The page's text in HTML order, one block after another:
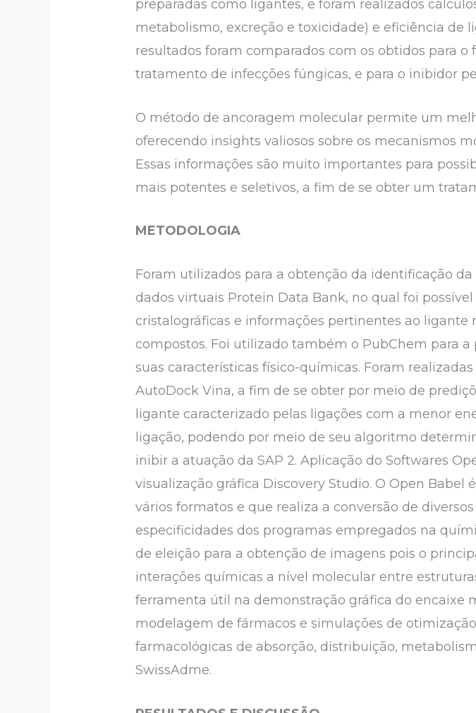
preparadas como ligantes, e foram realizados
metabolismo, excreção e toxicidade) e eficiência de
resultados foram comparados com os obtidos para
tratamento de infecções fúngicas, e para o inibidor
O método de ancoragem molecular permite um
oferecendo insights valiosos sobre os mecanismos
Essas informações são muito importantes para
mais potentes e seletivos, a fim de se obter um
METODOLOGIA
Foram utilizados para a obtenção da identificação
dados virtuais Protein Data Bank, no qual foi
cristalográficas e informações pertinentes ao ligante
compostos. Foi utilizado também o PubChem para
suas características físico-químicas. Foram
AutoDock Vina, a fim de se obter por meio de
ligante caracterizado pelas ligações com a menor
ligação, podendo por meio de seu algoritmo
inibir a atuação da SAP 2. Aplicação do Softwares
visualização gráfica Discovery Studio. O Open
vários formatos e que realiza a conversão de
especificidades dos programas empregados na
de eleição para a obtenção de imagens pois o
interações químicas a nível molecular entre
ferramenta útil na demonstração gráfica do encaixe
modelagem de fármacos e simulações de
farmacológicas de absorção, distribuição,
SwissAdme.